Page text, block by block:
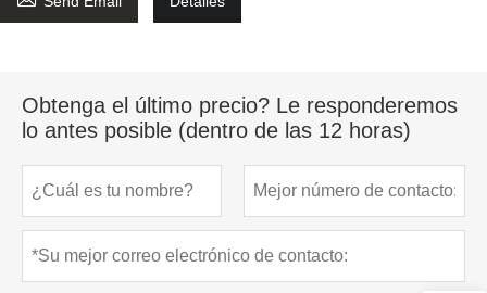
Obtenga el último precio? Le responderemos
lo antes posible (dentro de las 12 horas)